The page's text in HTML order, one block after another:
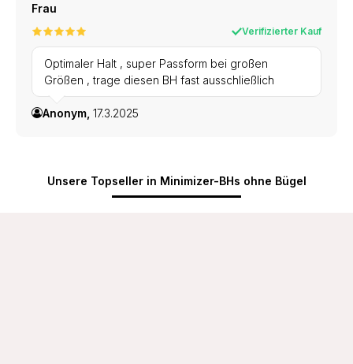
Frau
Verifizierter Kauf
Optimaler Halt , super Passform bei großen
Größen , trage diesen BH fast ausschließlich
Anonym, 17.3.2025
Unsere Topseller in Minimizer-BHs ohne Bügel